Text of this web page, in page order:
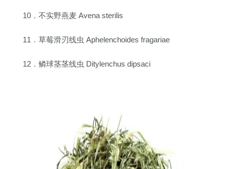
10．不实野燕麦 Avena sterilis
11．草莓滑刃线虫 Aphelenchoides fragariae
12．鳞球茎茎线虫 Ditylenchus dipsaci